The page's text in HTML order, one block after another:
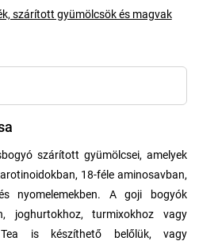
szárított gyümölcsök és magvak
szárított gyümölcsei, amelyek
18-féle aminosavban,
nyomelemekben. A goji bogyók
joghurtokhoz, turmixokhoz vagy
Tea is készíthető belőlük, vagy